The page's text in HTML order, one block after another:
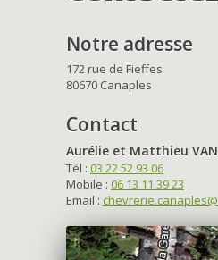
Notre adresse
172 rue de Fieffes
80670 Canaples
Contact
Aurélie et Matthieu
Tél : 03 22 52 93 06
Mobile : 06 13 11 39 23
Email :